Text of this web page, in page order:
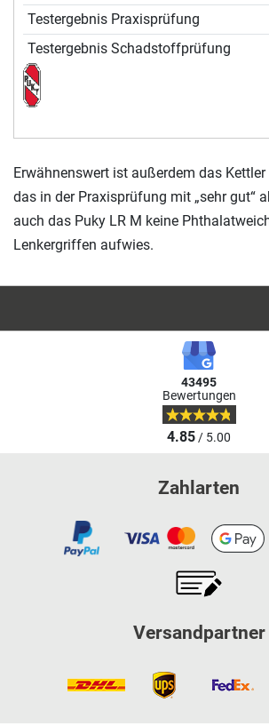
Testergebnis Praxisprüfung
Testergebnis Schadstoffprüfung
Erwähnenswert ist außerdem das
das in der Praxisprüfung mit „sehr gut“
auch das Puky LR M keine
Lenkergriffen aufwies.
43495
Bewertungen
4.85/ 5.00
Zahlarten
Versandpartner